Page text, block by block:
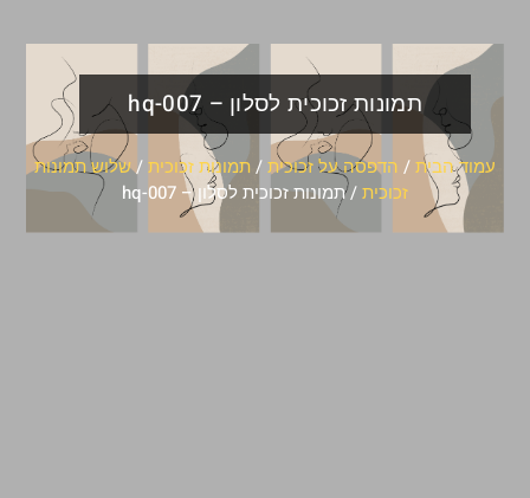
תמונות זכוכית לסלון – hq-007
עמוד הבית/ הדפסה על זכוכית/ תמונות זכוכית/שלוש תמונות
זכוכית/ תמונות זכוכית לסלון – hq-007